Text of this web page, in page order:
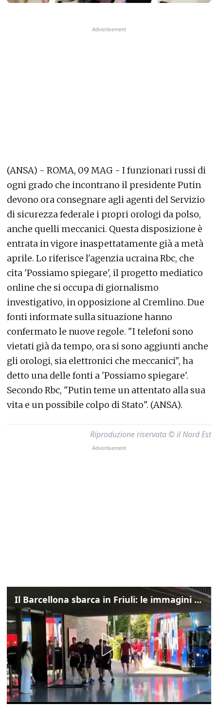
(ANSA) - ROMA, 09 MAG - I funzionari russi di
ogni grado che incontrano il presidente Putin
devono ora consegnare agli agenti del Servizio
di sicurezza federale i propri orologi da polso,
anche quelli meccanici. Questa disposizione è
entrata in vigore inaspettatamente già a metà
aprile. Lo riferisce l'agenzia ucraina Rbc, che
cita 'Possiamo spiegare', il progetto mediatico
online che si occupa di giornalismo
investigativo, in opposizione al Cremlino. Due
fonti informate sulla situazione hanno
confermato le nuove regole. "I telefoni sono
vietati già da tempo, ora si sono aggiunti anche
gli orologi, sia elettronici che meccanici", ha
detto una delle fonti a 'Possiamo spiegare'.
Secondo Rbc, "Putin teme un attentato alla sua
vita e un possibile colpo di Stato". (ANSA).
Riproduzione riservata © il Nord Est
Il Barcellona sbarca in Friuli: le immagini dell'arrivo in albergo